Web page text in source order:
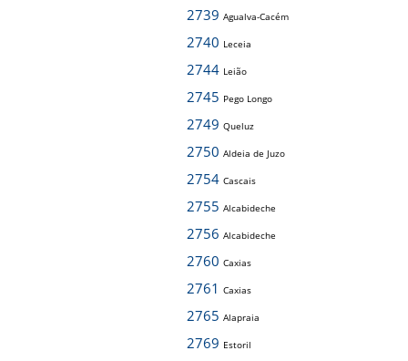
2739 Agualva-Cacém
2740 Leceia
2744 Leião
2745 Pego Longo
2749 Queluz
2750 Aldeia de Juzo
2754 Cascais
2755 Alcabideche
2756 Alcabideche
2760 Caxias
2761 Caxias
2765 Alapraia
2769 Estoril